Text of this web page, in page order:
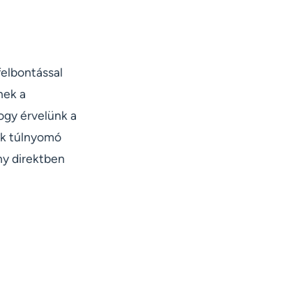
a
érvelünk a
túlnyomó
direktben